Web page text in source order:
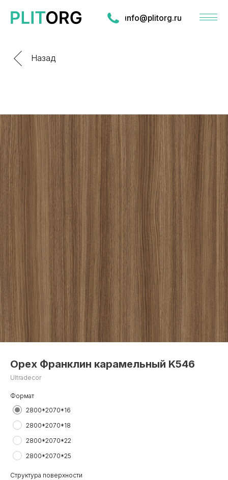
info@plitorg.ru
Назад
Орех Франклин карамельный K546
Ultradecor
Формат
2800*2070*16
2800*2070*18
2800*2070*22
2800*2070*25
Структура поверхности